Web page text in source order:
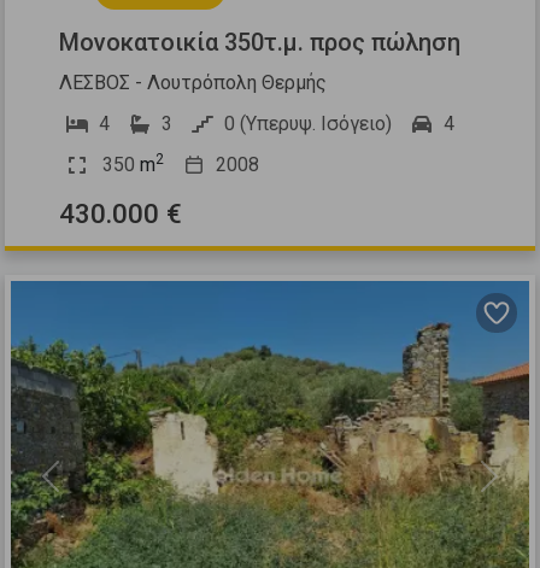
Μονοκατοικία 350τ.μ. προς πώληση
ΛΕΣΒΟΣ - Λουτρόπολη Θερμής
4
3 0 (Υπερυψ. Ισόγειο)
4
350 m2 2008
430.000 €
Previous Next